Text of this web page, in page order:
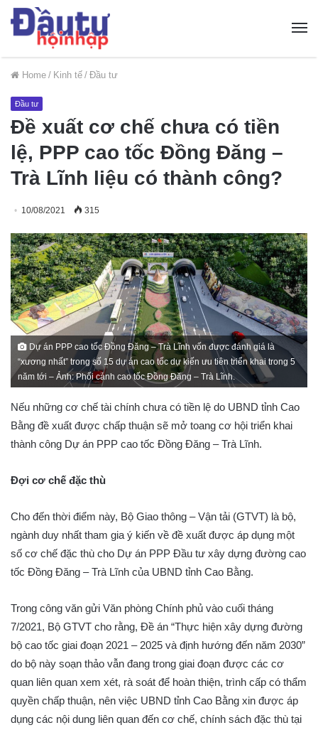
Home / Kinh tế / Đầu tư
Đầu tư
Đề xuất cơ chế chưa có tiền
lệ, PPP cao tốc Đồng Đăng –
Trà Lĩnh liệu có thành công?
10/08/2021 315
Dự án PPP cao tốc Đồng Đăng – Trà Lĩnh vốn được đánh giá là
“xương nhất” trong số 15 dự án cao tốc dự kiến ưu tiên triển khai trong 5
năm tới – Ảnh: Phối cảnh cao tốc Đồng Đăng – Trà Lĩnh.
Nếu những cơ chế tài chính chưa có tiền lệ do UBND tỉnh Cao
Bằng đề xuất được chấp thuận sẽ mở toang cơ hội triển khai
thành công Dự án PPP cao tốc Đồng Đăng – Trà Lĩnh.
Đợi cơ chế đặc thù
Cho đến thời điểm này, Bộ Giao thông – Vận tải (GTVT) là bộ,
ngành duy nhất tham gia ý kiến về đề xuất được áp dụng một
số cơ chế đặc thù cho Dự án PPP Đầu tư xây dựng đường cao
tốc Đồng Đăng – Trà Lĩnh của UBND tỉnh Cao Bằng.
Trong công văn gửi Văn phòng Chính phủ vào cuối tháng
7/2021, Bộ GTVT cho rằng, Đề án “Thực hiện xây dựng đường
bộ cao tốc giai đoạn 2021 – 2025 và định hướng đến năm 2030”
do bộ này soạn thảo vẫn đang trong giai đoạn được các cơ
quan liên quan xem xét, rà soát để hoàn thiện, trình cấp có thẩm
quyền chấp thuận, nên việc UBND tỉnh Cao Bằng xin được áp
dụng các nội dung liên quan đến cơ chế, chính sách đặc thù tại